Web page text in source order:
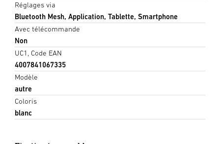
Réglages via
Bluetooth Mesh, Application, Tablette, Smartphone
Avec télécommande
Non
UC1, Code EAN
4007841067335
Modèle
autre
Coloris
blanc